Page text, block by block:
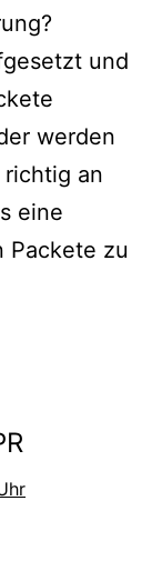
und
werden
an
eine
Packete zu